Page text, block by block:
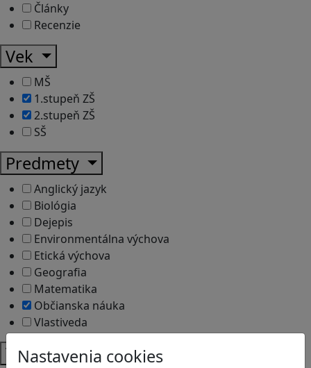
Nastavenia cookies
Články
Recenzie
Vek
MŠ
1.stupeň ZŠ
2.stupeň ZŠ
SŠ
Predmety
Anglický jazyk
Biológia
Dejepis
Environmentálna výchova
Etická výchova
Geografia
Matematika
Občianska náuka
Vlastiveda
Témy